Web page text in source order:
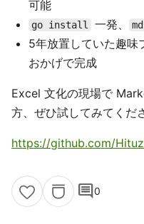
可能
go install 一発、
5年放置していた趣
おかげで完成
Excel 文化の現場で
方、ぜひ試してみてくだ
https://github.com/
comment0